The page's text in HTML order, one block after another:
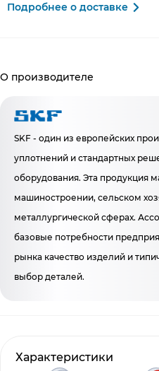
Характеристики
Подробнее о доставке
О производителе
SKF - один из европейских
уплотнений и стандартных
оборудования. Эта продукция
машиностроении, сельском
металлургической сферах.
базовые потребности
рынка качество изделий и
выбор деталей.